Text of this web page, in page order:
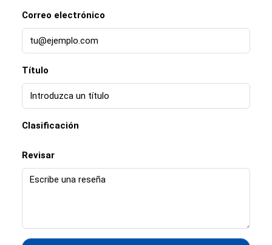
Correo electrónico
Título
Clasificación
Revisar